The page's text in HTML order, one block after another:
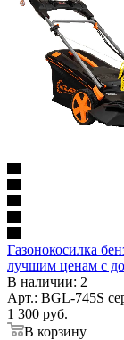
Газонокосилка
лучшим ценам с
В наличии: 2
Арт.: BGL-745S
1 300 руб.
В корзину